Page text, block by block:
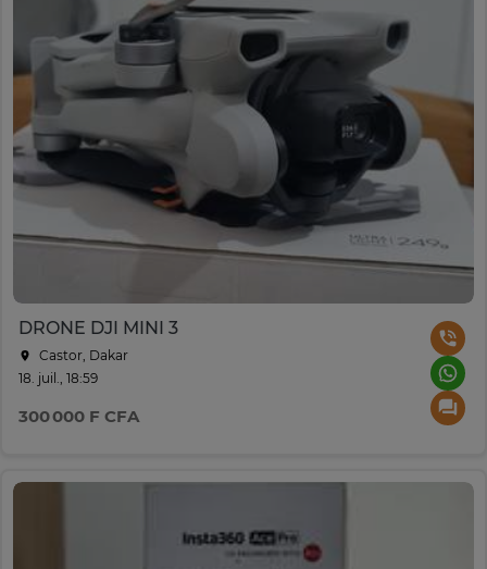
DRONE DJI MINI 3
Castor, Dakar
18. juil., 18:59
300 000 F CFA